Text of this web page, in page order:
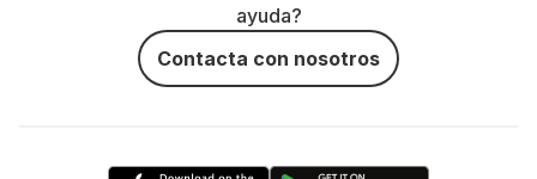
ayuda?
Contacta con nosotros